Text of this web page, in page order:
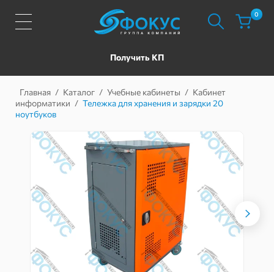
Получить КП
0
Главная / Каталог / Учебные кабинеты / Кабинет
информатики / Тележка для хранения и зарядки 20
ноутбуков